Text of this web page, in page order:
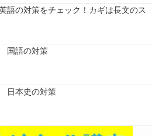
語の対策をチェック！カギは長文のス
国語の対策
日本史の対策